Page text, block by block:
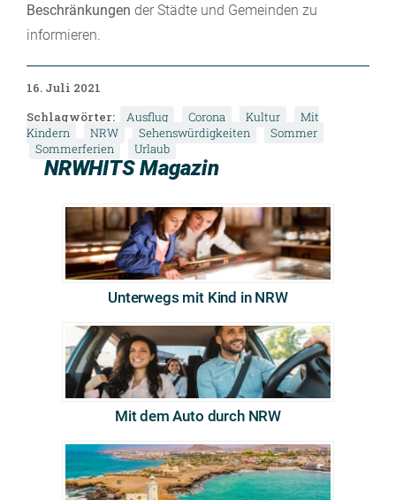
Beschränkungen der Städte und Gemeinden zu
informieren.
16. Juli 2021
Schlagwörter:
Ausflug Corona Kultur
Mit
Kindern
NRW Sehenswürdigkeiten
Sommer
Sommerferien
Urlaub
NRWHITS Magazin
Unterwegs mit Kind in NRW
Mit dem Auto durch NRW